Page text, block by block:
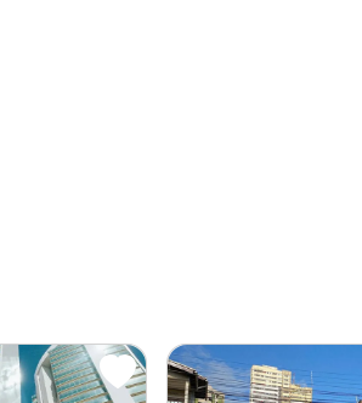
Playground, Salão
Salão de festas, Copa,
adulto com raia, piscina
Street Basketball,